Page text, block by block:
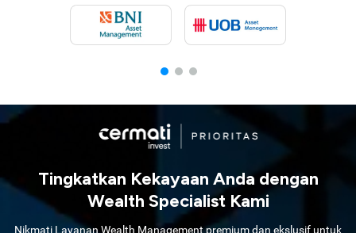
Tingkatkan Kekayaan Anda dengan
Wealth Specialist Kami
Nikmati Layanan Wealth Management premium dan ekslusif untuk